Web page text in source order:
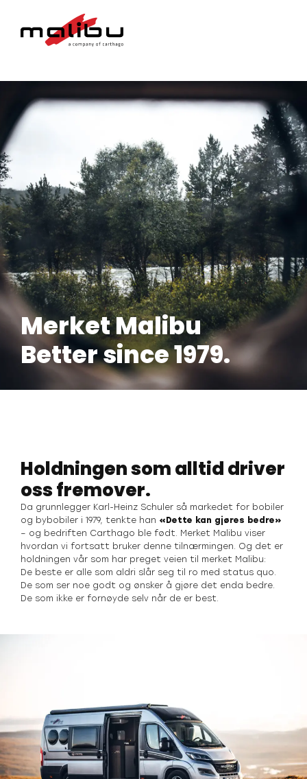
Merket Malibu
Better since 1979.
Holdningen som alltid driver
oss fremover.
Da grunnlegger Karl-Heinz Schuler så markedet for bobiler
og bybobiler i 1979, tenkte han «Dette kan gjøres bedre»
– og bedriften Carthago ble født. Merket Malibu viser
hvordan vi fortsatt bruker denne tilnærmingen. Og det er
holdningen vår som har preget veien til merket Malibu:
De beste er alle som aldri slår seg til ro med status quo.
De som ser noe godt og ønsker å gjøre det enda bedre.
De som ikke er fornøyde selv når de er best.